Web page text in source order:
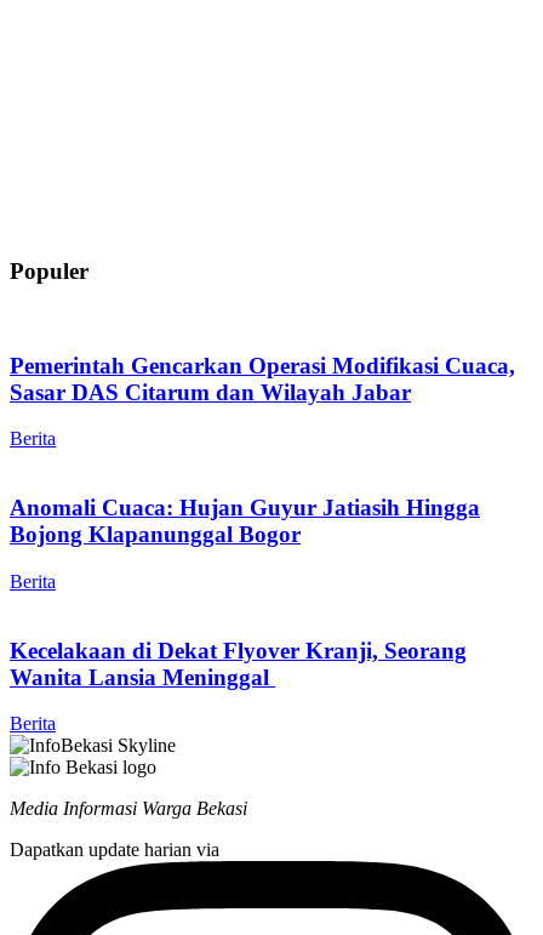
Populer
Pemerintah Gencarkan Operasi Modifikasi Cuaca,
Sasar DAS Citarum dan Wilayah Jabar
Berita
Anomali Cuaca: Hujan Guyur Jatiasih Hingga
Bojong Klapanunggal Bogor
Berita
Kecelakaan di Dekat Flyover Kranji, Seorang
Wanita Lansia Meninggal
Berita
Media Informasi Warga Bekasi
Dapatkan update harian via